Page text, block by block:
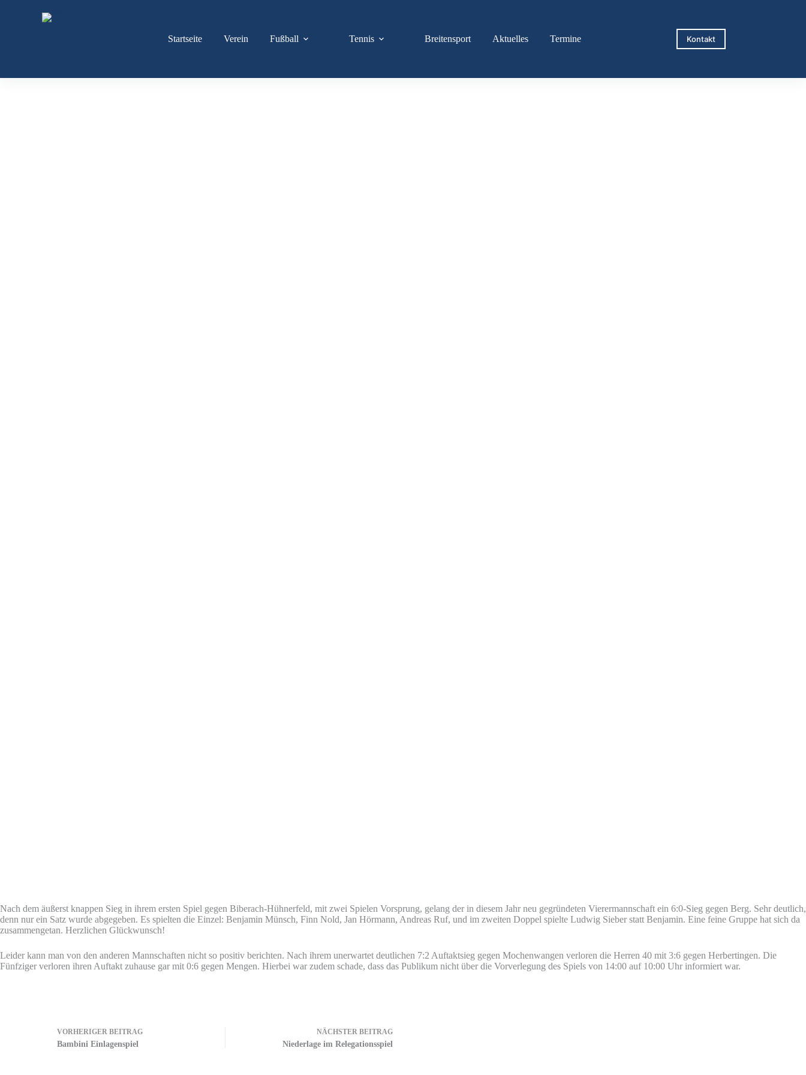
Startseite
Verein Fußball Tennis Breitensport Aktuelles Termine Kontakt
Nach dem äußerst knappen Sieg in ihrem ersten Spiel gegen Biberach-Hühnerfeld, mit zwei Spielen Vorsprung, gelang der in diesem Jahr neu gegründeten Vierermannschaft ein 6:0-Sieg gegen Berg. Sehr deutlich,
denn nur ein Satz wurde abgegeben. Es spielten die Einzel: Benjamin Münsch, Finn Nold, Jan Hörmann, Andreas Ruf, und im zweiten Doppel spielte Ludwig Sieber statt Benjamin. Eine feine Gruppe hat sich da
zusammengetan. Herzlichen Glückwunsch!
Leider kann man von den anderen Mannschaften nicht so positiv berichten. Nach ihrem unerwartet deutlichen 7:2 Auftaktsieg gegen Mochenwangen verloren die Herren 40 mit 3:6 gegen Herbertingen. Die
Fünfziger verloren ihren Auftakt zuhause gar mit 0:6 gegen Mengen. Hierbei war zudem schade, dass das Publikum nicht über die Vorverlegung des Spiels von 14:00 auf 10:00 Uhr informiert war.
VORHERIGER BEITRAG
Bambini Einlagenspiel
NÄCHSTER BEITRAG
Niederlage im Relegationsspiel